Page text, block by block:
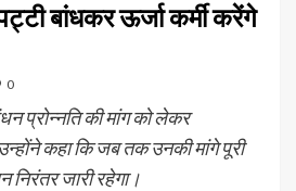
बांधकर ऊर्जा कर्मी करेंगे
0
प्रोन्नति की मांग को लेकर
कहा कि जब तक उनकी मांगे पूरी
निरंतर जारी रहेगा।